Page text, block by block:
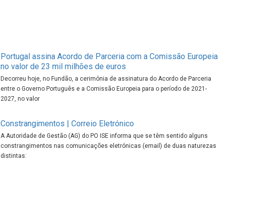
Portugal assina Acordo de Parceria com a Comissão Europeia
no valor de 23 mil milhões de euros
Decorreu hoje, no Fundão, a cerimónia de assinatura do Acordo de Parceria
entre o Governo Português e a Comissão Europeia para o período de 2021-
2027, no valor
Constrangimentos | Correio Eletrónico
A Autoridade de Gestão (AG) do PO ISE informa que se têm sentido alguns
constrangimentos nas comunicações eletrónicas (email) de duas naturezas
distintas: